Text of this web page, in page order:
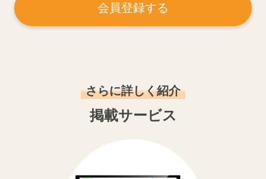
会員登録する
さらに詳しく紹介
掲載サービス